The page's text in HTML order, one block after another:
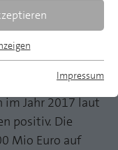
Brutto-
im Jahr 2017 laut
positiv. Die
Mio Euro auf
Funktionen derImpressum